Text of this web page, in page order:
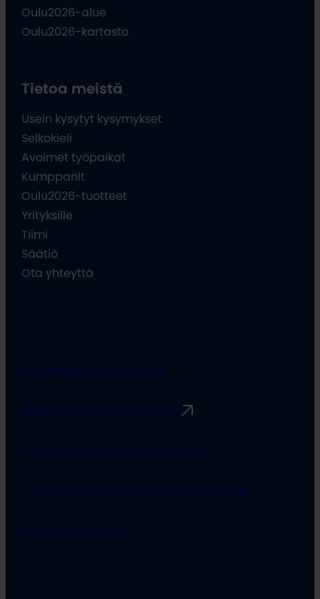
Oulu2026-alue
Oulu2026-kartasto
Tietoa meistä
Usein kysytyt kysymykset
Selkokieli
Avoimet työpaikat
Kumppanit
Oulu2026-tuotteet
Yrityksille
Tiimi
Säätiö
Ota yhteyttä
Projektien viestintäohjeet
Rimbert-avustusjärjestelmä
Turvallisemman tilan periaatteet
TietosuojaselosteSaavutettavuusseloste
Evästeiden hallinta